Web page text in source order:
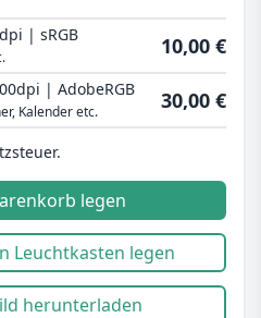
| sRGB 10,00 €
| AdobeRGB
Kalender etc. 30,00 €
legen
Leuchtkasten legen
herunterladen